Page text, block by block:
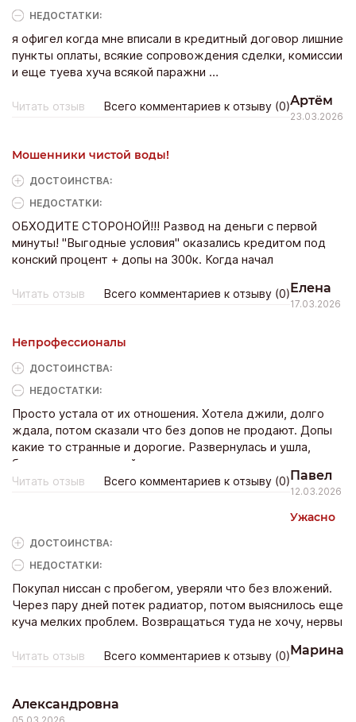
НЕДОСТАТКИ:
я офигел когда мне вписали в кредитный договор лишние
пункты оплаты, всякие сопровождения сделки, комиссии
и еще туева хуча всякой паражни …
Читать отзыв Всего комментариев к отзыву (0)Артём
23.03.2026
Мошенники чистой воды!
ДОСТОИНCТВА:
НЕДОСТАТКИ:
ОБХОДИТЕ СТОРОНОЙ!!! Развод на деньги с первой
минуты! "Выгодные условия" оказались кредитом под
конский процент + допы на 300к. Когда начал
Читать отзыв Всего комментариев к отзыву (0)Елена
17.03.2026
Непрофессионалы
ДОСТОИНCТВА:
НЕДОСТАТКИ:
Просто устала от их отношения. Хотела джили, долго
ждала, потом сказали что без допов не продают. Допы
какие то странные и дорогие. Развернулась и ушла,
больше туда ни ногой.
Читать отзыв Всего комментариев к отзыву (0)Павел
12.03.2026
Ужасно
ДОСТОИНCТВА:
НЕДОСТАТКИ:
Покупал ниссан с пробегом, уверяли что без вложений.
Через пару дней потек радиатор, потом выяснилось еще
куча мелких проблем. Возвращаться туда не хочу, нервы
Читать отзыв Всего комментариев к отзыву (0)Марина
Александровна